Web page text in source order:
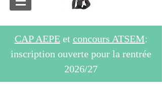
CAP AEPEet concours ATSEM:
inscription ouverte pour la rentrée
2026/27